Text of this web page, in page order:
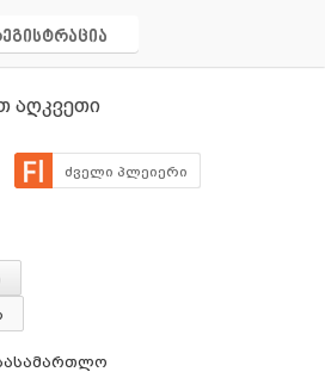
აღკვეთი
ძველი პლეიერი